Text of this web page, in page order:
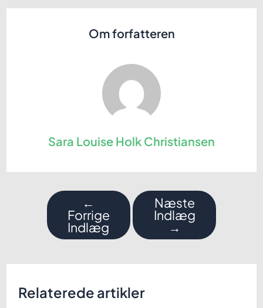
Om forfatteren
Sara Louise Holk Christiansen
Indlægsnavigation
←
Forrige
Indlæg
Næste
Indlæg
→
Relaterede artikler